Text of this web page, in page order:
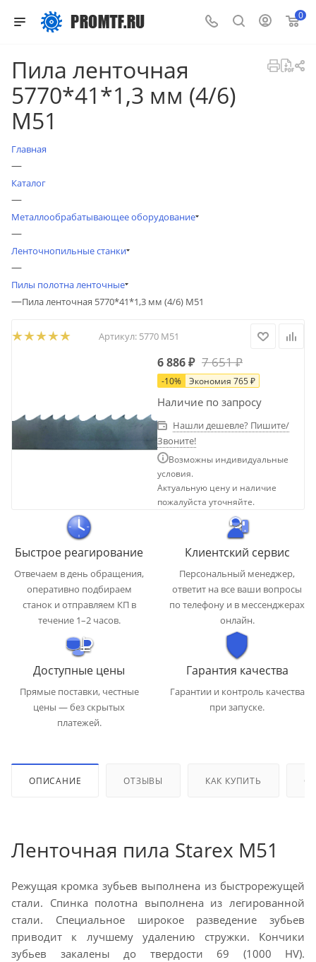
0
Пила ленточная
5770*41*1,3 мм (4/6)
М51
Главная
—
Каталог
—
Металлообрабатывающее оборудование
—
Ленточнопильные станки
—
Пилы полотна ленточные
—Пила ленточная 5770*41*1,3 мм (4/6) М51
Артикул: 5770 М51
6 886₽ 7 651₽
-10% Экономия 765₽
Наличие по запросу
Нашли дешевле? Пишите/
Звоните!
Возможны индивидуальные
условия.
Актуальную цену и наличие
пожалуйста уточняйте.
Быстрое реагирование
Отвечаем в день обращения,
оперативно подбираем
станок и отправляем КП в
течение 1–2 часов.
Клиентский сервис
Персональный менеджер,
ответит на все ваши вопросы
по телефону и в мессенджерах
онлайн.
Доступные цены
Прямые поставки, честные
цены — без скрытых
платежей.
Гарантия качества
Гарантии и контроль качества
при запуске.
ОПИСАНИЕ ОТЗЫВЫ КАК КУПИТЬ
Ленточная пила Starex M51
Режущая кромка зубьев выполнена из быстрорежущей
стали. Спинка полотна выполнена из легированной
стали. Специальное широкое разведение зубьев
приводит к лучшему удалению стружки. Кончики
зубьев закалены до твердости 69 (1000 HV).